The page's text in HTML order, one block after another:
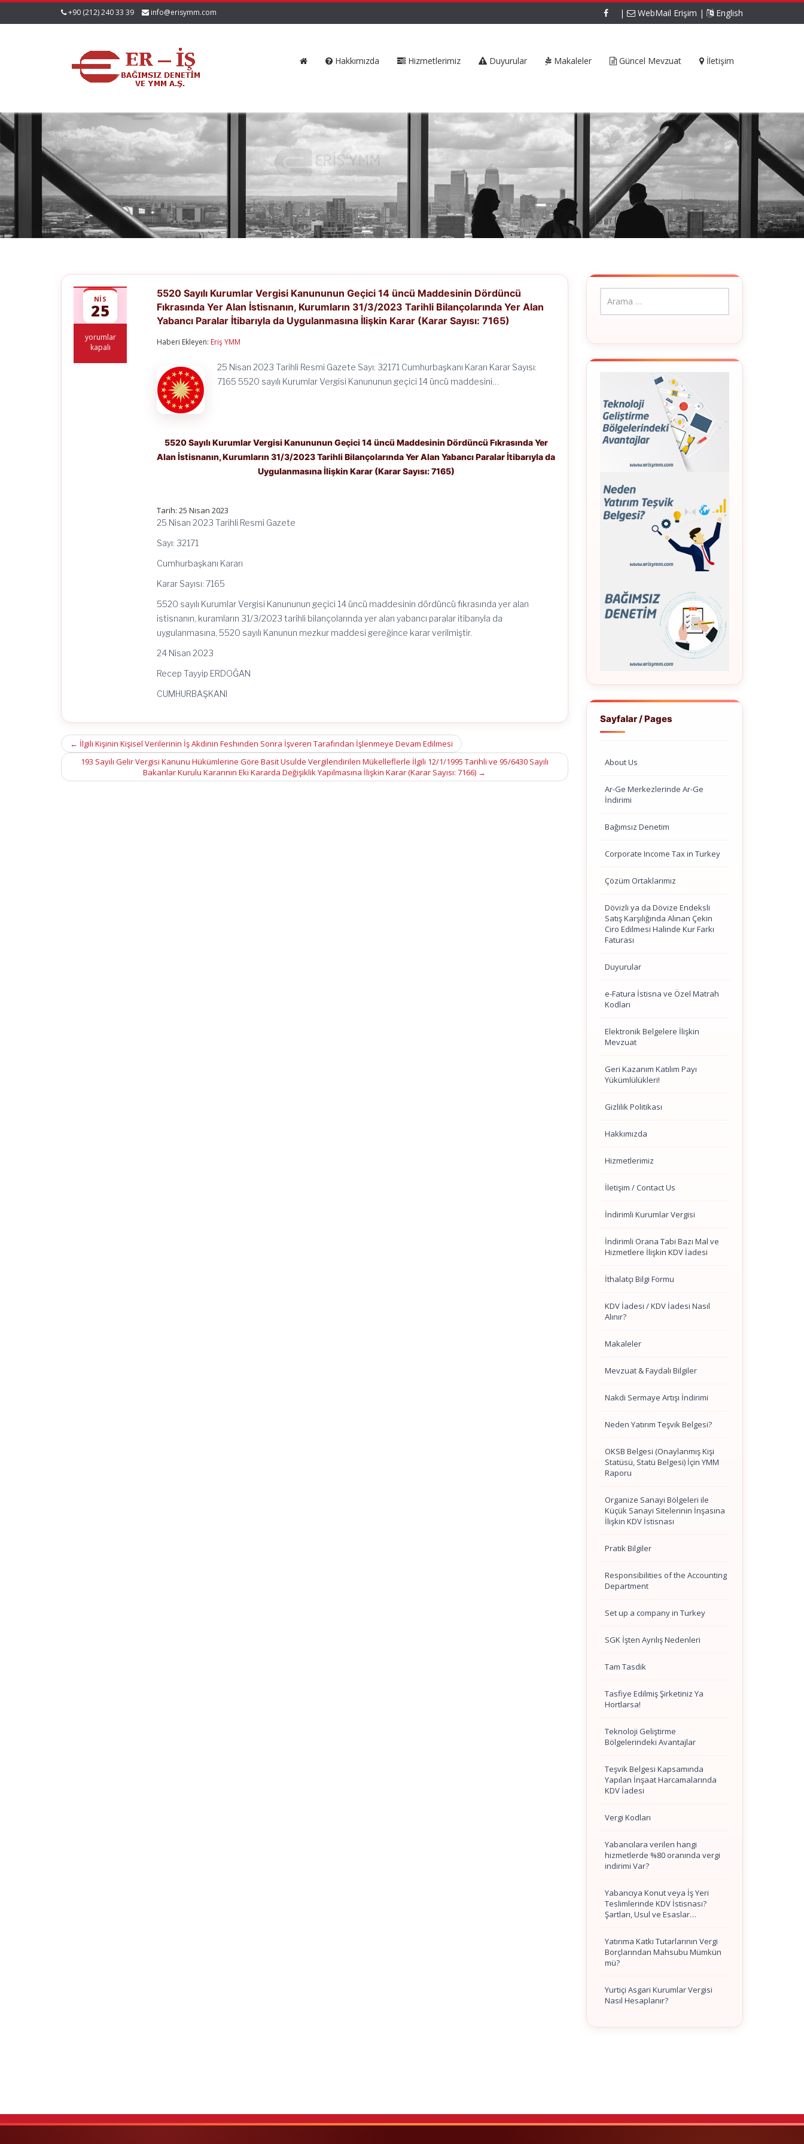
+90 (212) 240 33 39 info@erisymm.com | WebMail Erişim | English
Hakkımızda Hizmetlerimiz Duyurular Makaleler Güncel Mevzuat İletişim
NIS
25
5520
Sayılı
yorumlar
kapalı
5520 Sayılı Kurumlar Vergisi Kanununun Geçici 14 üncü Maddesinin Dördüncü
Fıkrasında Yer Alan İstisnanın, Kurumların 31/3/2023 Tarihli Bilançolarında Yer Alan
Yabancı Paralar İtibarıyla da Uygulanmasına İlişkin Karar (Karar Sayısı: 7165)
Haberi Ekleyen: Eriş YMM
25 Nisan 2023 Tarihli Resmi Gazete Sayı: 32171 Cumhurbaşkanı Kararı Karar Sayısı:
7165 5520 sayılı Kurumlar Vergisi Kanununun geçici 14 üncü maddesini…
5520 Sayılı Kurumlar Vergisi Kanununun Geçici 14 üncü Maddesinin Dördüncü Fıkrasında Yer
Alan İstisnanın, Kurumların 31/3/2023 Tarihli Bilançolarında Yer Alan Yabancı Paralar İtibarıyla da
Uygulanmasına İlişkin Karar (Karar Sayısı: 7165)
Tarih: 25 Nisan 2023
25 Nisan 2023 Tarihli Resmi Gazete
Sayı: 32171
Cumhurbaşkanı Kararı
Karar Sayısı: 7165
5520 sayılı Kurumlar Vergisi Kanununun geçici 14 üncü maddesinin dördüncü fıkrasında yer alan
istisnanın, kuramların 31/3/2023 tarihli bilançolarında yer alan yabancı paralar itibarıyla da
uygulanmasına, 5520 sayılı Kanunun mezkur maddesi gereğince karar verilmiştir.
24 Nisan 2023
Recep Tayyip ERDOĞAN
CUMHURBAŞKANI
Post
navigation
← İlgili Kişinin Kişisel Verilerinin İş Akdinin Feshinden Sonra İşveren Tarafından İşlenmeye Devam Edilmesi
193 Sayılı Gelir Vergisi Kanunu Hükümlerine Göre Basit Usulde Vergilendirilen Mükelleflerle İlgili 12/1/1995 Tarihli ve 95/6430 Sayılı
Bakanlar Kurulu Kararının Eki Kararda Değişiklik Yapılmasına İlişkin Karar (Karar Sayısı: 7166) →
Sayfalar / Pages
About Us
Ar-Ge Merkezlerinde Ar-Ge
İndirimi
Bağımsız Denetim
Corporate Income Tax in Turkey
Çözüm Ortaklarımız
Dövizli ya da Dövize Endeksli
Satış Karşılığında Alınan Çekin
Ciro Edilmesi Halinde Kur Farkı
Faturası
Duyurular
e-Fatura İstisna ve Özel Matrah
Kodları
Elektronik Belgelere İlişkin
Mevzuat
Geri Kazanım Katılım Payı
Yükümlülükleri!
Gizlilik Politikası
Hakkımızda
Hizmetlerimiz
İletişim / Contact Us
İndirimli Kurumlar Vergisi
İndirimli Orana Tabi Bazı Mal ve
Hizmetlere İlişkin KDV İadesi
İthalatçı Bilgi Formu
KDV İadesi / KDV İadesi Nasıl
Alınır?
Makaleler
Mevzuat & Faydalı Bilgiler
Nakdi Sermaye Artışı İndirimi
Neden Yatırım Teşvik Belgesi?
OKSB Belgesi (Onaylanmış Kişi
Statüsü, Statü Belgesi) İçin YMM
Raporu
Organize Sanayi Bölgeleri ile
Küçük Sanayi Sitelerinin İnşasına
İlişkin KDV İstisnası
Pratik Bilgiler
Responsibilities of the Accounting
Department
Set up a company in Turkey
SGK İşten Ayrılış Nedenleri
Tam Tasdik
Tasfiye Edilmiş Şirketiniz Ya
Hortlarsa!
Teknoloji Geliştirme
Bölgelerindeki Avantajlar
Teşvik Belgesi Kapsamında
Yapılan İnşaat Harcamalarında
KDV İadesi
Vergi Kodları
Yabancılara verilen hangi
hizmetlerde %80 oranında vergi
indirimi Var?
Yabancıya Konut veya İş Yeri
Teslimlerinde KDV İstisnası?
Şartları, Usul ve Esaslar…
Yatırıma Katkı Tutarlarının Vergi
Borçlarından Mahsubu Mümkün
mü?
Yurtiçi Asgari Kurumlar Vergisi
Nasıl Hesaplanır?